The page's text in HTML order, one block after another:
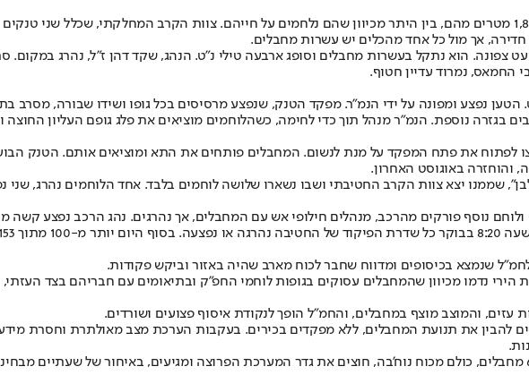
הכוחות שנלחמים על הגדר אינם מודעים לדרמה בקיבוץ שממוקם כ-1,800 מטרים מהם, בין היתר מכיוון שהם נלחמים על חייהם. צוות הקרב
חדירה, אך מול כל אחד מהכלים יש עשרות מחבלים.
צפונה. הוא נתקל בעשרות מחבלים וסופג ארבעה טילי נ"ט. הנהג, שקד דהן ז"ל, נהרג במקום.
החמאס, נמרוד עדיין חטוף.
בגזרה נוספת. הנמ"ר מנהל תוך כדי לחימה, כשהלוחמים מוציאים את פלג גופם העליון
לפתוח את פתח המפקד על מנת לנשום. המחבלים פותחים את התא ומוציאים אותם. הטנק
והוחזרה באוגוסט האחרון.
שממנו יצא צוות הקרב החטיבתי ושבו נשארו שלושה לוחמים בלבד. אחד הלוחמים נהרג,
ולוחם נוסף פורקים מהרכב, מנהלים חילופי אש עם המחבלים, אך נהרגים. נהג הרכב נפצע
נדמו מכיוון שהמחבלים עסוקים בגופות לוחמי החפ"ק ובתיאומים עם חבריהם בצד
והמוצב מוצף במחבלים, והחמ"ל הופך לנקודת איסוף פצועים ושורדים.
להבין את תנועת המחבלים, ללא מפקדים בכירים. בעקבות הערכת מצב מאולתרת וחסרת